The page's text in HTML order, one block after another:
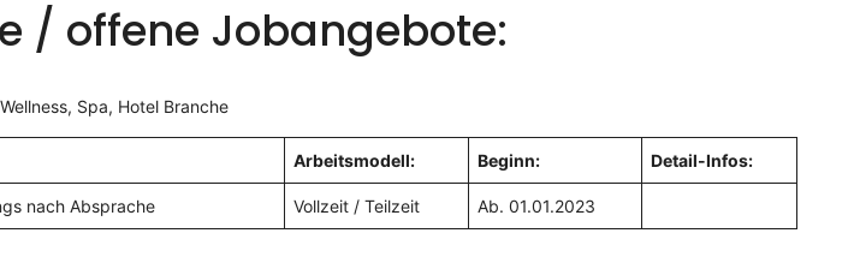
/ offene Jobangebote:
Spa, Hotel Branche
Arbeitsmodell: Beginn: Detail-Infos:
nach Absprache Vollzeit / Teilzeit Ab. 01.01.2023